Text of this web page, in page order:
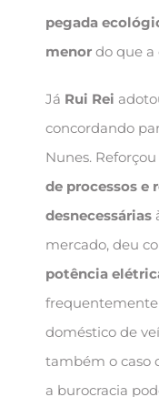
pegada
menordo que a
Já Rui Rei
concordando
Nunes.
de processos e
desnecessárias
mercado, deu
potência
doméstico de
também o caso
a burocracia